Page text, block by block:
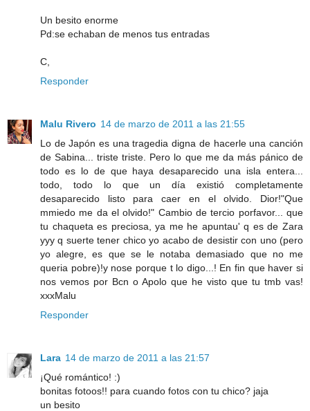
Un besito enorme
Pd:se echaban de menos tus entradas
C,
Responder
Malu Rivero 14 de marzo de 2011 a las 21:55
Lo de Japón es una tragedia digna de hacerle una canción
de Sabina... triste triste. Pero lo que me da más pánico de
todo es lo de que haya desaparecido una isla entera...
todo, todo lo que un día existió completamente
desaparecido listo para caer en el olvido. Dior!"Que
mmiedo me da el olvido!" Cambio de tercio porfavor... que
tu chaqueta es preciosa, ya me he apuntau' q es de Zara
yyy q suerte tener chico yo acabo de desistir con uno (pero
yo alegre, es que se le notaba demasiado que no me
queria pobre)!y nose porque t lo digo...! En fin que haver si
nos vemos por Bcn o Apolo que he visto que tu tmb vas!
xxxMalu
Responder
Lara 14 de marzo de 2011 a las 21:57
¡Qué romántico! :)
bonitas fotoos!! para cuando fotos con tu chico? jaja
un besito